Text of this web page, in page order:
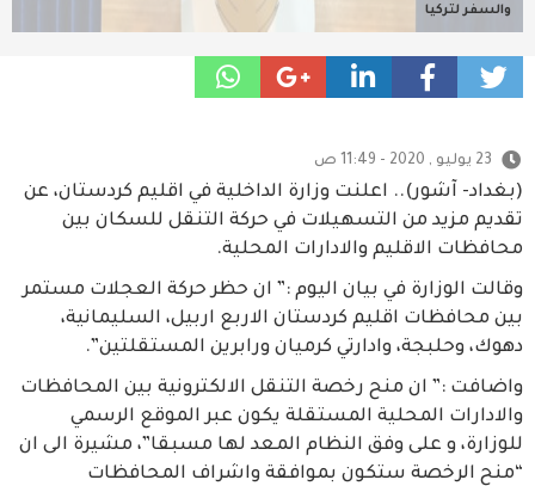
والسفر لتركيا
23 يوليو , 2020 - 11:49 ص
(بغداد- آشور).. اعلنت وزارة الداخلية في اقليم كردستان، عن
تقديم مزيد من التسهيلات في حركة التنقل للسكان بين
محافظات الاقليم والادارات المحلية.
وقالت الوزارة في بيان اليوم :” ان حظر حركة العجلات مستمر
بين محافظات اقليم كردستان الاربع اربيل، السليمانية،
دهوك، وحلبجة، وادارتي كرميان ورابرين المستقلتين”.
واضافت :” ان منح رخصة التنقل الالكترونية بين المحافظات
والادارات المحلية المستقلة يكون عبر الموقع الرسمي
للوزارة، و على وفق النظام المعد لها مسبقا”، مشيرة الى ان
“منح الرخصة ستكون بموافقة واشراف المحافظات